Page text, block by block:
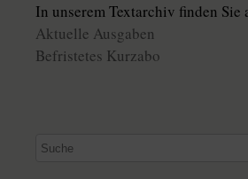
In unserem Textarchiv finden
Aktuelle Ausgaben
Befristetes Kurzabo